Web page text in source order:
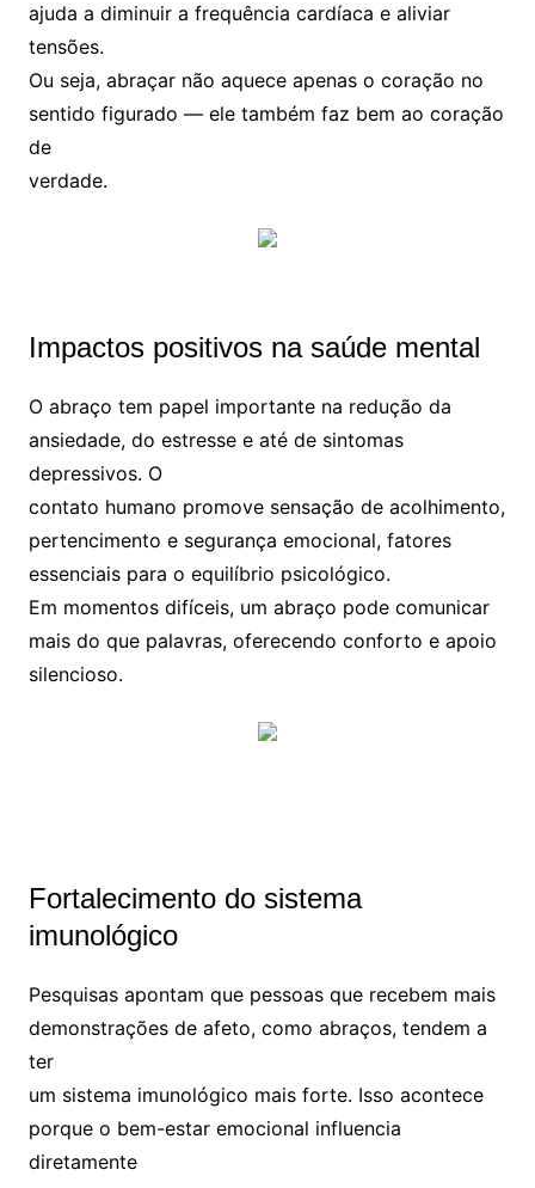
ajuda a diminuir a frequência cardíaca e aliviar
tensões.
Ou seja, abraçar não aquece apenas o coração no
sentido figurado — ele também faz bem ao coração
de
verdade.
Impactos positivos na saúde mental
O abraço tem papel importante na redução da
ansiedade, do estresse e até de sintomas
depressivos. O
contato humano promove sensação de acolhimento,
pertencimento e segurança emocional, fatores
essenciais para o equilíbrio psicológico.
Em momentos difíceis, um abraço pode comunicar
mais do que palavras, oferecendo conforto e apoio
silencioso.
Fortalecimento do sistema
imunológico
Pesquisas apontam que pessoas que recebem mais
demonstrações de afeto, como abraços, tendem a
ter
um sistema imunológico mais forte. Isso acontece
porque o bem-estar emocional influencia
diretamente